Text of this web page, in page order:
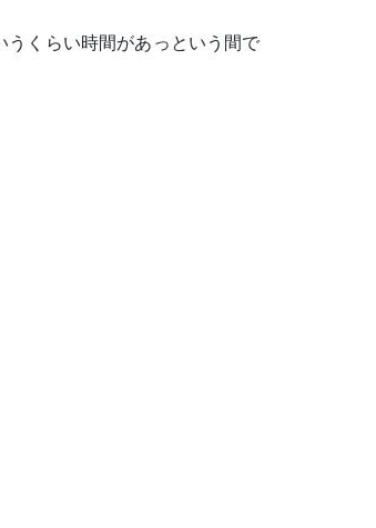
くらい時間があっという間で